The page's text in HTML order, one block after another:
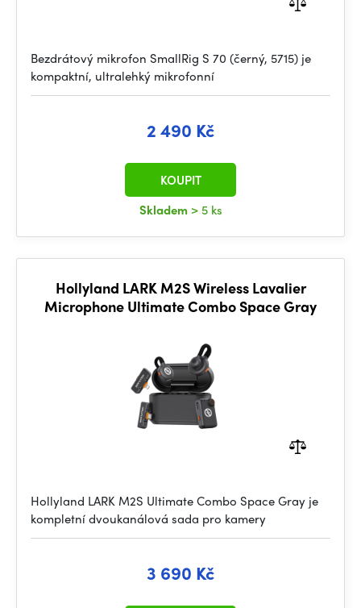
Bezdrátový mikrofon SmallRig S 70 (černý, 5715) je
kompaktní, ultralehký mikrofonní
2 490 Kč
Skladem > 5 ks
KOUPIT
Hollyland LARK M2S Wireless Lavalier
Microphone Ultimate Combo Space Gray
Hollyland LARK M2S Ultimate Combo Space Gray je
kompletní dvoukanálová sada pro kamery
3 690 Kč